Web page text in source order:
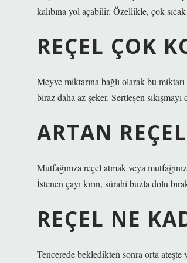
kalıbına yol açabilir. Özellikle, çok
REÇEL ÇOK
Meyve miktarına bağlı olarak bu
biraz daha az şeker. Sertleşen
ARTAN
Mutfağınıza reçel atmak veya
İstenen çayı kırın, sürahi buzla dolu
REÇEL NE
Tencerede bekledikten sonra orta